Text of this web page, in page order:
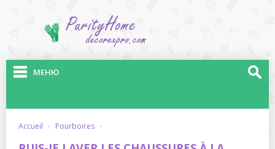
МЕНЮ
accueil · pourboires ·